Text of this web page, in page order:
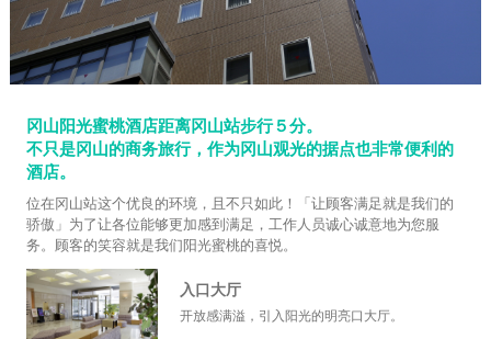
冈山阳光蜜桃酒店距离冈山站步行５分。
不只是冈山的商务旅行，作为冈山观光的据点也非常便利的
酒店。
位在冈山站这个优良的环境，且不只如此！「让顾客满足就是我们的
骄傲」为了让各位能够更加感到满足，工作人员诚心诚意地为您服
务。顾客的笑容就是我们阳光蜜桃的喜悦。
入口大厅
开放感满溢，引入阳光的明亮口大厅。